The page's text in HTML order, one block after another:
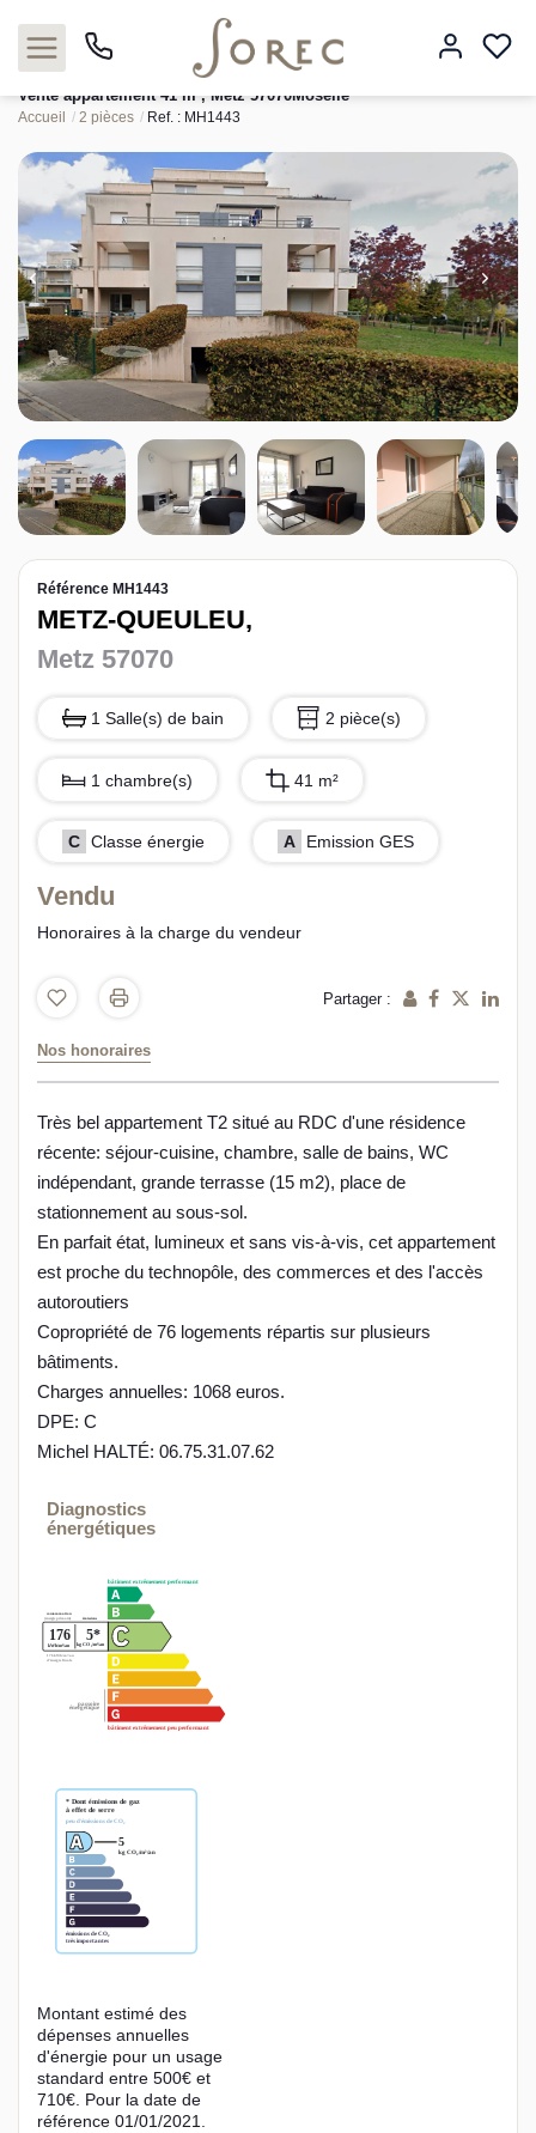
Acheter
Louer
Estimer
Neuf
Gestion
Syndic
L’équipe sorec
Recrutement
Vente appartement 41 m², Metz 57070Moselle
Accueil 2 pièces Ref. : MH1443
Référence MH1443
METZ-QUEULEU,
Metz 57070
1 Salle(s) de bain 2 pièce(s)
1 chambre(s) 41 m²
C Classe énergie A Emission GES
Vendu
Honoraires à la charge du vendeur
Partager :
Nos honoraires
Très bel appartement T2 situé au RDC d'une résidence
récente: séjour-cuisine, chambre, salle de bains, WC
indépendant, grande terrasse (15 m2), place de
stationnement au sous-sol.
En parfait état, lumineux et sans vis-à-vis, cet appartement
est proche du technopôle, des commerces et des l'accès
autoroutiers
Copropriété de 76 logements répartis sur plusieurs
bâtiments.
Charges annuelles: 1068 euros.
DPE: C
Michel HALTÉ: 06.75.31.07.62
Diagnostics
énergétiques
Montant estimé des
dépenses annuelles
d'énergie pour un usage
standard entre 500€ et
710€. Pour la date de
référence 01/01/2021.